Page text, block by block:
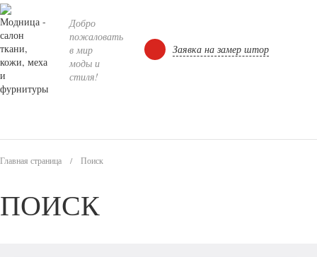
Добро
пожаловать
в мир
моды и
стиля!
Заявка на замер штор
Главная страница / Поиск
ПОИСК